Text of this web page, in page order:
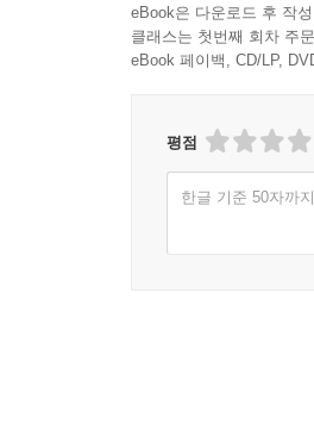
eBook은 다운로드 후 작
클래스는 첫번째 회차 주
eBook 페이백, CD/LP,
평점
한글 기준 50자까